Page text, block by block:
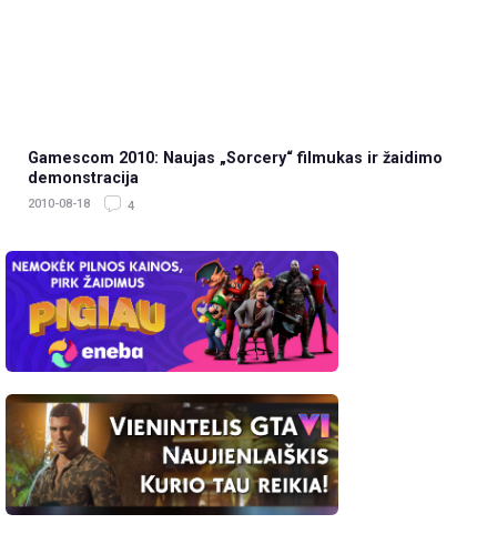
Gamescom 2010: Naujas „Sorcery“ filmukas ir žaidimo
demonstracija
2010-08-18 4